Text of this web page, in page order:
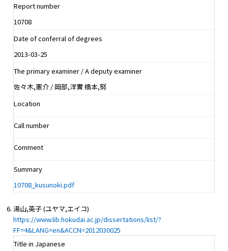
Report number
10708
Date of conferral of degrees
2013-03-25
The primary examiner / A deputy examiner
佐々木,憲介 / 岡部,洋實 橋本,努
Location
Call number
Comment
Summary
10708_kusunoki.pdf
湯山,英子 (ユヤマ,エイコ)
https://www.lib.hokudai.ac.jp/dissertations/list/?
FF=4&LANG=en&ACCN=2012030025
Title in Japanese